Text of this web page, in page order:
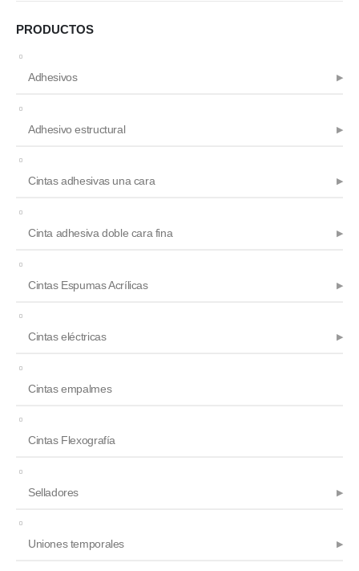
PRODUCTOS
Adhesivos
Adhesivo estructural
Cintas adhesivas una cara
Cinta adhesiva doble cara fina
Cintas Espumas Acrílicas
Cintas eléctricas
Cintas empalmes
Cintas Flexografía
Selladores
Uniones temporales